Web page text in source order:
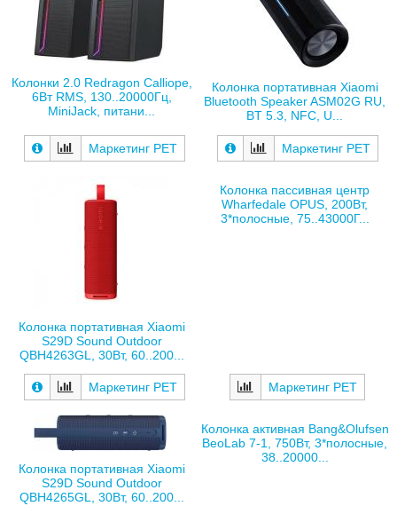
Колонки 2.0 Redragon Calliope,
6Вт RMS, 130..20000Гц,
MiniJack, питани...
Маркетинг РЕТ
Колонка портативная Xiaomi
Bluetooth Speaker ASM02G RU,
BT 5.3, NFC, U...
Маркетинг РЕТ
Колонка портативная Xiaomi
S29D Sound Outdoor
QBH4263GL, 30Вт, 60..200...
Маркетинг РЕТ
Колонка пассивная центр
Wharfedale OPUS, 200Вт,
3*полосные, 75..43000Г...
Маркетинг РЕТ
Колонка портативная Xiaomi
S29D Sound Outdoor
QBH4265GL, 30Вт, 60..200...
Колонка активная Bang&Olufsen
BeoLab 7-1, 750Вт, 3*полосные,
38..20000...